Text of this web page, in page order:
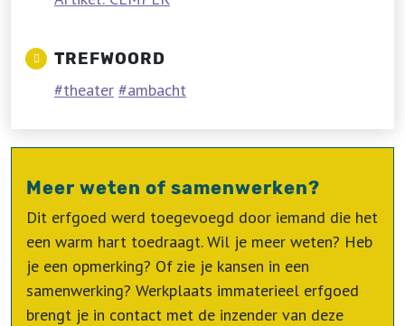
TREFWOORD
theater ambacht
Meer weten of samenwerken?
Dit erfgoed werd toegevoegd door iemand die het
een warm hart toedraagt. Wil je meer weten? Heb
je een opmerking? Of zie je kansen in een
samenwerking? Werkplaats immaterieel erfgoed
brengt je in contact met de inzender van deze